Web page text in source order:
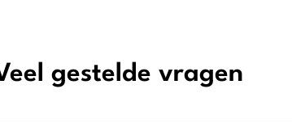
gestelde vragen